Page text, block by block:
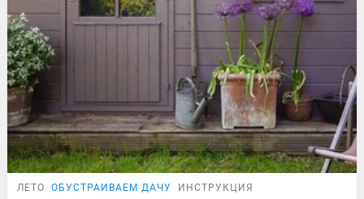
ЛЕТО ОБУСТРАИВАЕМ ДАЧУ ИНСТРУКЦИЯ